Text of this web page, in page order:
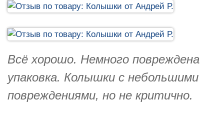
Всё хорошо. Немного повреждена
упаковка. Колышки с небольшими
повреждениями, но не критично.